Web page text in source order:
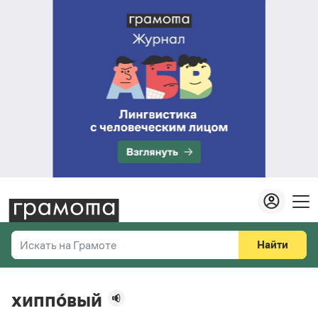
Искать на Грамоте
Справочная служба
Найти
хиппо́вый